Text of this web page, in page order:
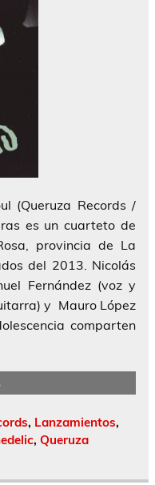
(Queruza Records /
es un cuarteto de
provincia de La
del 2013. Nicolás
Fernández (voz y
y Mauro López
comparten
, Lanzamientos,
, Queruza